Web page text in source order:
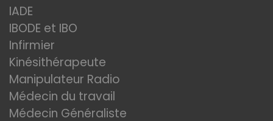
IADE
IBODE et IBO
Infirmier
Kinésithérapeute
Manipulateur Radio
Médecin du travail
Médecin Généraliste